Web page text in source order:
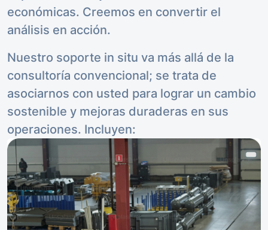
económicas. Creemos en convertir el
análisis en acción.
Nuestro soporte in situ va más allá de la
consultoría convencional; se trata de
asociarnos con usted para lograr un cambio
sostenible y mejoras duraderas en sus
operaciones. Incluyen: